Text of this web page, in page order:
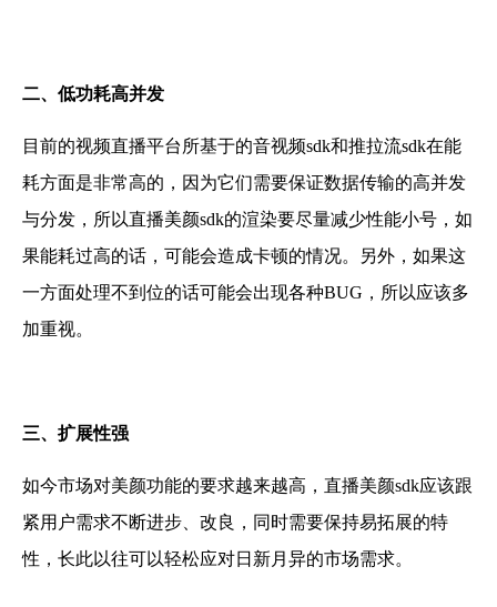
二、 低功耗高并发
目前的视频直播平台 所基于的音视频sdk和推拉流sdk在能
耗方面是非常高的，因为它们需要保证数据传输的高并发
与分发，所以直播美颜sdk的渲染要尽量减少性能小号，如
果能耗过高的话，可能会造成卡顿的情况。另外，如果这
一方面处理不到位的话可能会出现各种BUG ，所以应该多
加重视。
三、扩展性强
如今市场对美颜功能的要求越来越高，直播美颜sdk应该跟
紧用户需求不断进步、改良，同时需要保持易拓展的特
性，长此以往可以轻松应对日新月异的市场需求。